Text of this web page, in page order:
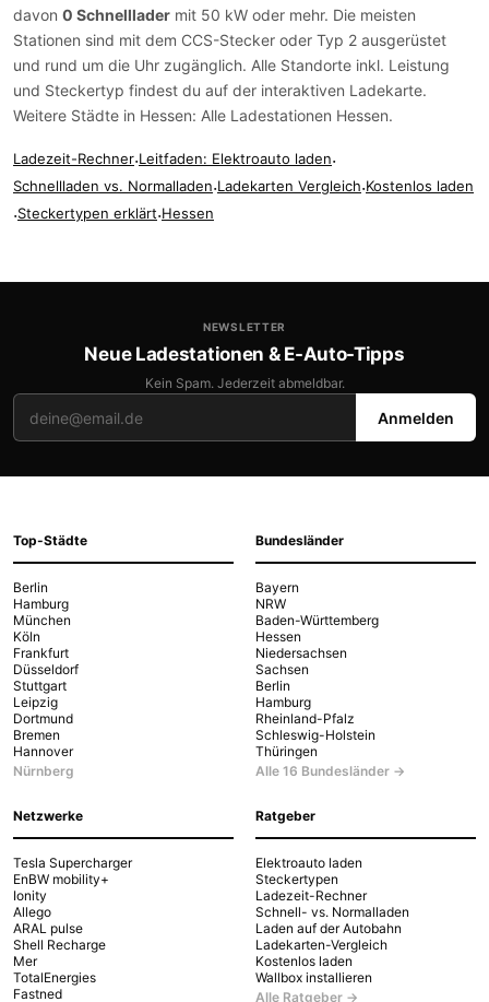
davon 0 Schnelllader mit 50 kW oder mehr. Die meisten
Stationen sind mit dem CCS-Stecker oder Typ 2 ausgerüstet
und rund um die Uhr zugänglich. Alle Standorte inkl. Leistung
und Steckertyp findest du auf der interaktiven Ladekarte.
Weitere Städte in Hessen: Alle Ladestationen Hessen.
Ladezeit-Rechner·Leitfaden: Elektroauto laden·
Schnellladen vs. Normalladen·Ladekarten Vergleich·Kostenlos laden
·Steckertypen erklärt·Hessen
NEWSLETTER
Neue Ladestationen & E-Auto-Tipps
Kein Spam. Jederzeit abmeldbar.
Anmelden
Top-Städte
Berlin
Hamburg
München
Köln
Frankfurt
Düsseldorf
Stuttgart
Leipzig
Dortmund
Bremen
Hannover
Nürnberg
Bundesländer
Bayern
NRW
Baden-Württemberg
Hessen
Niedersachsen
Sachsen
Berlin
Hamburg
Rheinland-Pfalz
Schleswig-Holstein
Thüringen
Alle 16 Bundesländer →
Netzwerke
Tesla Supercharger
EnBW mobility+
Ionity
Allego
ARAL pulse
Shell Recharge
Mer
TotalEnergies
Fastned
Ratgeber
Elektroauto laden
Steckertypen
Ladezeit-Rechner
Schnell- vs. Normalladen
Laden auf der Autobahn
Ladekarten-Vergleich
Kostenlos laden
Wallbox installieren
Alle Ratgeber →